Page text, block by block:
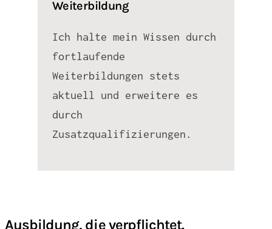
Weiterbildung
Ich halte mein Wissen durch
fortlaufende
Weiterbildungen stets
aktuell und erweitere es
durch
Zusatzqualifizierungen.
Ausbildung, die verpflichtet.